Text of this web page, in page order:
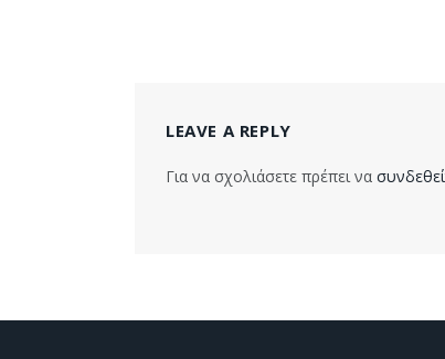
LEAVE A REPLY
Για να σχολιάσετε πρέπει να